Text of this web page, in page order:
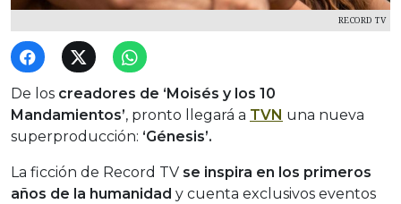
RECORD TV
De los creadores de ‘Moisés y los 10
Mandamientos’, pronto llegará a TVN una nueva
superproducción: ‘Génesis’.
La ficción de Record TV se inspira en los primeros
años de la humanidad y cuenta exclusivos eventos